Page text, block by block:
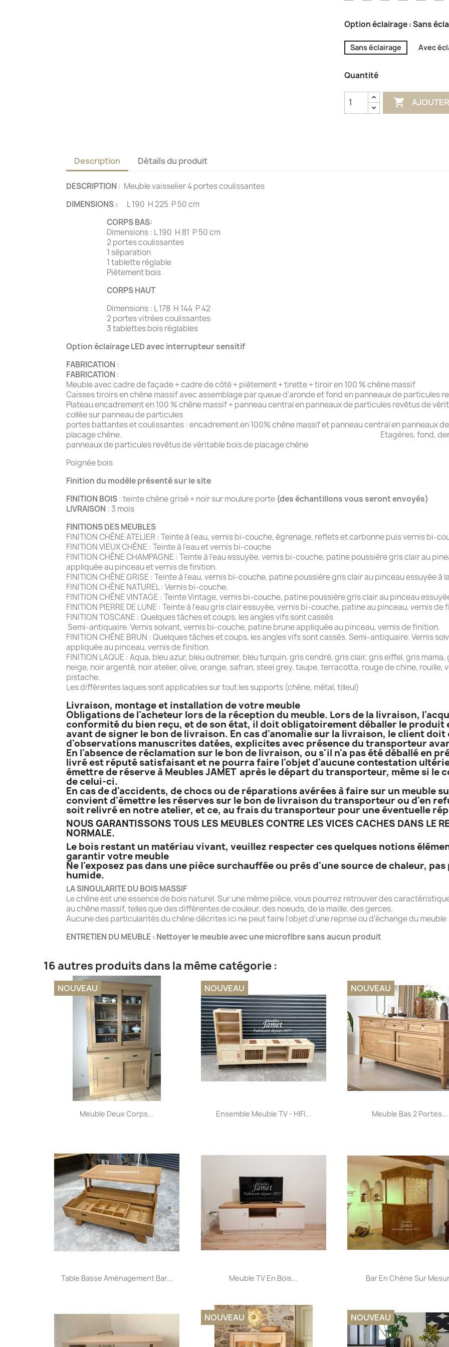
Option éclairage : Sans
Sans éclairage Avec
Quantité

Description Détails du produit
DESCRIPTION : Meuble vaisselier 4 portes coulissantes
DIMENSIONS : L 190 H 225 P 50 cm
CORPS BAS:
Dimensions : L 190 H 81 P 50 cm
2 portes coulissantes
1 séparation
1 tablette réglable
Piétement bois
CORPS HAUT
Dimensions : L 178 H 144 P 42
2 portes vitrées coulissantes
3 tablettes bois réglables
Option éclairage LED avec interrupteur sensitif
FABRICATION :
FABRICATION :
Meuble avec cadre de façade + cadre de côté + piètement + tirette + tiroir en 100 % chêne massif
Caisses tiroirs en chêne massif avec assemblage par queue d'aronde et fond en panneaux de particules
Plateau encadrement en 100 % chêne massif + panneau central en panneaux de particules revêtus de
collée sur panneau de particules
portes battantes et coulissantes : encadrement en 100% chêne massif et panneau central en panneaux
placage chêne. Etagères, fond, derrière, séparation
panneaux de particules revêtus de véritable bois de placage chêne
Poignée bois
Finition du modèle présenté sur le site
FINITION BOIS: teinte chêne grisé + noir sur moulure porte (des échantillons vous seront envoyés)
LIVRAISON : 3 mois
FINITIONS DES MEUBLES
FINITION CHÊNE ATELIER : Teinte à l'eau, vernis bi-couche, égrenage, reflets et carbonne puis vernis bi-
FINITION VIEUX CHÊNE : Teinte à l'eau et vernis bi-couche
FINITION CHÊNE CHAMPAGNE : Teinte à l'eau essuyée, vernis bi-couche, patine poussière gris clair au
appliquée au pinceau et vernis de finition.
FINITION CHÊNE GRISE : Teinte à l'eau, vernis bi-couche, patine poussière gris clair au pinceau essuyée à
FINITION CHÊNE NATUREL : Vernis bi-couche.
FINITION CHÊNE VINTAGE : Teinte Vintage, vernis bi-couche, patine poussière gris clair au pinceau
FINITION PIERRE DE LUNE : Teinte à l'eau gris clair essuyée, vernis bi-couche, patine au pinceau, vernis de
FINITION TOSCANE : Quelques tâches et coups, les angles vifs sont cassés
Semi-antiquaire. Vernis solvant, vernis bi-couche, patine brune appliquée au pinceau, vernis de finition.
FINITION CHÊNE BRUN : Quelques tâches et coups, les angles vifs sont cassés. Semi-antiquaire. Vernis
appliquée au pinceau, vernis de finition.
FINITION LAQUE : Aqua, bleu azur, bleu outremer, bleu turquin, gris cendré, gris clair, gris eiffel, gris
neige, noir argenté, noir atelier, olive, orange, safran, steel grey, taupe, terracotta, rouge de chine, rouille,
pistache.
Les différentes laques sont applicables sur tout les supports (chêne, métal, tilleul)
Livraison, montage et installation de votre meuble
Obligations de l'acheteur lors de la réception du meuble. Lors de la livraison,
conformité du bien reçu, et de son état, il doit obligatoirement déballer le produit
avant de signer le bon de livraison. En cas d'anomalie sur la livraison, le client
d'observations manuscrites datées, explicites avec présence du transporteur
En l'absence de réclamation sur le bon de livraison, ou s'il n'a pas été déballé en
livré est réputé satisfaisant et ne pourra faire l'objet d'aucune contestation
émettre de réserve à Meubles JAMET après le départ du transporteur, même si le
de celui-ci.
En cas de d'accidents, de chocs ou de réparations avérées à faire sur un meuble
convient d'émettre les réserves sur le bon de livraison du transporteur ou d'en
soit relivré en notre atelier, et ce, au frais du transporteur pour une éventuelle
NOUS GARANTISSONS TOUS LES MEUBLES CONTRE LES VICES CACHES DANS LE
NORMALE.
Le bois restant un matériau vivant, veuillez respecter ces quelques notions
garantir votre meuble
Ne l'exposez pas dans une pièce surchauffée ou près d'une source de chaleur,
humide.
LA SINGULARITE DU BOIS MASSIF
Le chêne est une essence de bois naturel. Sur une même pièce, vous pourrez retrouver des
au chêne massif, telles que des différentes de couleur, des noeuds, de la maille, des gerces.
Aucune des particularités du chêne décrites ici ne peut faire l'objet d'une reprise ou d'échange du meuble
ENTRETIEN DU MEUBLE : Nettoyer le meuble avec une microfibre sans aucun produit
16 autres produits dans la même catégorie :
Aperçu rapide
Meuble Deux Corps...
NOUVEAU
Aperçu rapide
Ensemble Meuble TV - HIFI...
NOUVEAU
Aperçu rapide
Meuble Bas 2 Portes...
NOUVEAU
Aperçu rapide
Table Basse Aménagement Bar... Aperçu rapide
Meuble TV En Bois... Aperçu rapide
Bar En Chêne Sur
NOUVEAU NOUVEAU